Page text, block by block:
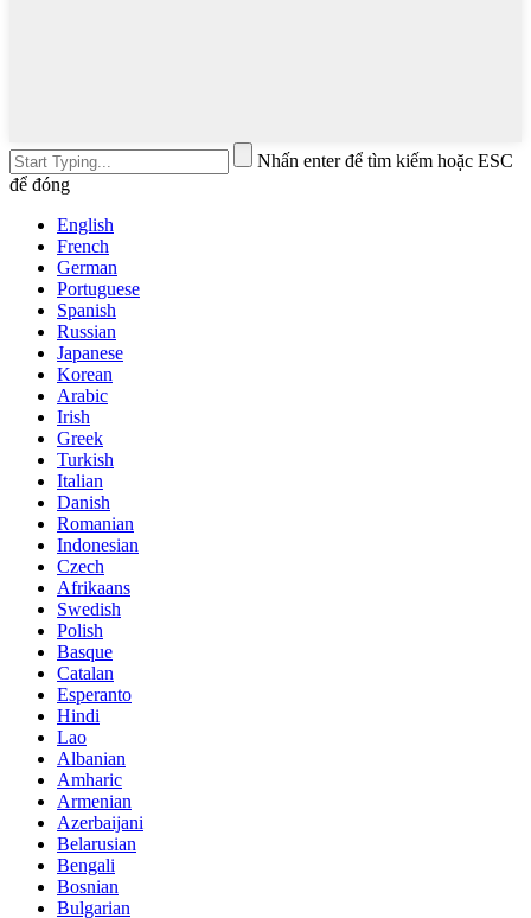
Nhấn enter để tìm kiếm hoặc ESC
để đóng
English
French
German
Portuguese
Spanish
Russian
Japanese
Korean
Arabic
Irish
Greek
Turkish
Italian
Danish
Romanian
Indonesian
Czech
Afrikaans
Swedish
Polish
Basque
Catalan
Esperanto
Hindi
Lao
Albanian
Amharic
Armenian
Azerbaijani
Belarusian
Bengali
Bosnian
Bulgarian